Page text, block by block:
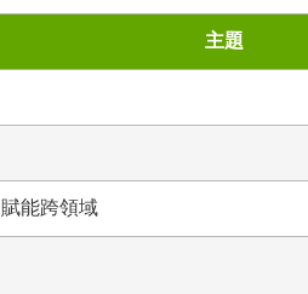
主題
能跨領域